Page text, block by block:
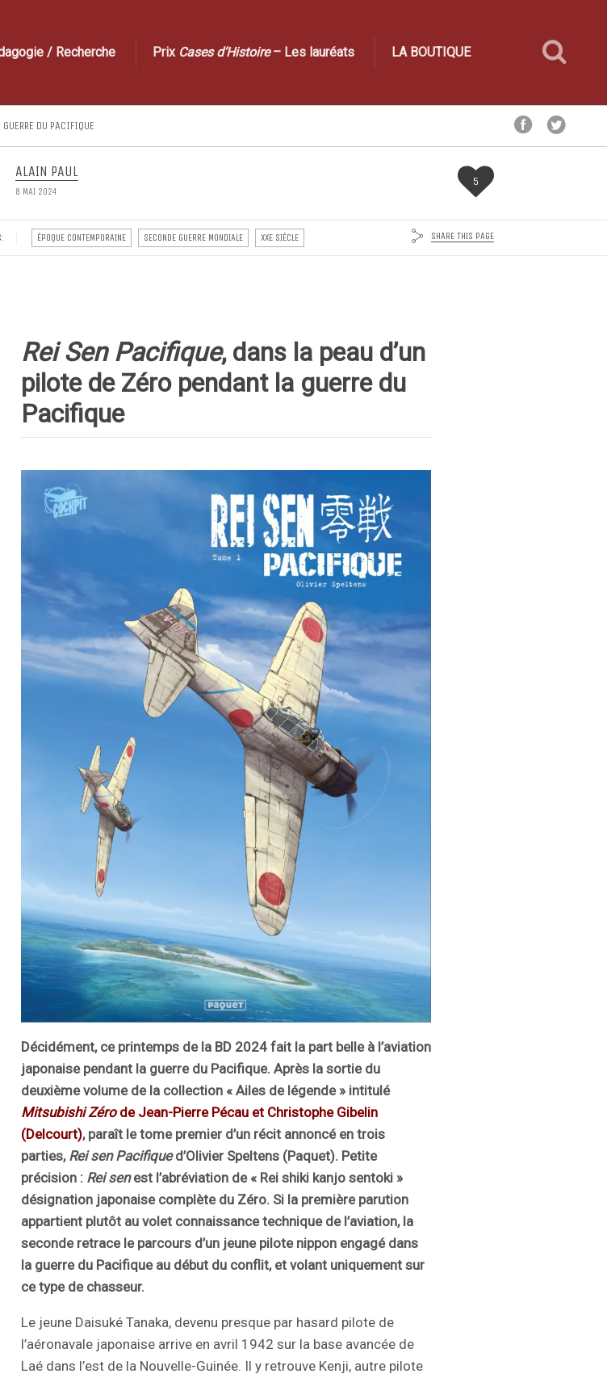
/ Recherche Prix Cases d’Histoire– Les lauréats LA BOUTIQUE
DU PACIFIQUE
ALAIN PAUL
8 MAI 2024
5
ÉPOQUE CONTEMPORAINE SECONDE GUERRE MONDIALE XXE SIÈCLE SHARE THIS PAGE
Rei Sen Pacifique, dans la peau d’un
pilote de Zéro pendant la guerre du
Pacifique
Décidément, ce printemps de la BD 2024 fait la part belle à l’aviation
japonaise pendant la guerre du Pacifique. Après la sortie du
deuxième volume de la collection « Ailes de légende » intitulé
Mitsubishi Zéro de Jean-Pierre Pécau et Christophe Gibelin
(Delcourt), paraît le tome premier d’un récit annoncé en trois
parties, Rei sen Pacifiqued’Olivier Speltens (Paquet). Petite
précision : Rei senest l’abréviation de « Rei shiki kanjo sentoki »
désignation japonaise complète du Zéro. Si la première parution
appartient plutôt au volet connaissance technique de l’aviation, la
seconde retrace le parcours d’un jeune pilote nippon engagé dans
la guerre du Pacifique au début du conflit, et volant uniquement sur
ce type de chasseur.
Le jeune Daisuké Tanaka, devenu presque par hasard pilote de
l’aéronavale japonaise arrive en avril 1942 sur la base avancée de
Laé dans l’est de la Nouvelle-Guinée. Il y retrouve Kenji, autre pilote